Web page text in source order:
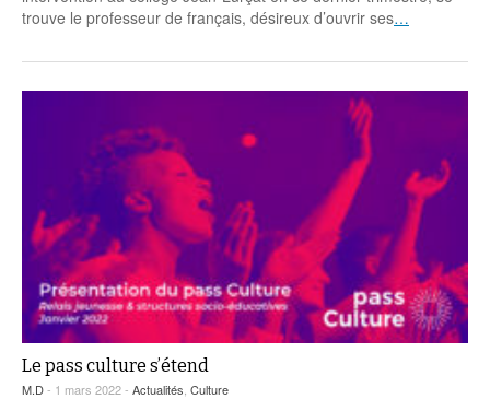
trouve le professeur de français, désireux d’ouvrir ses…
Le pass culture s’étend
M.D- 1 mars 2022 - Actualités Culture